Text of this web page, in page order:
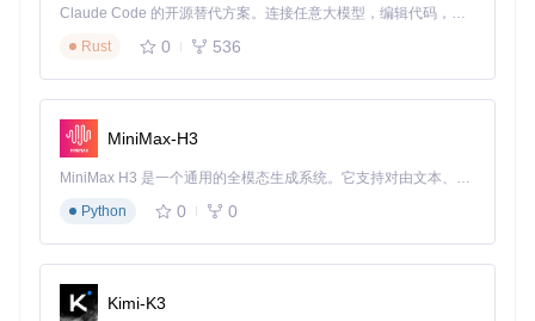
✅ 克隆项目仓库：git clone https://gitcode.com/
✅ 根据操作系统运行安装程序
✅ 首次启动应用，完成基础设置向导
✅ 点击主界面右上角的"+"按钮添加AI服务
图2：服务添加界面提供了丰富的预设模板，只需输入API Key
即可完成配置
效果对比：
配置方式
Claude Code 的开源替代方案。连接任意大模型，编辑代码，运行命令，自动验证 — 全自动执行。用 Rust 构建，极致性能。 ｜ An open-source alternative to Claude Code. Connect any LLM, edit code, run commands, and verify changes — autonomously. Built in Rust for speed. Get Started
Rust
0 536
MiniMax-H3
MiniMax H3 是一个通用的全模态生成系统。它支持对由文本、图像、视频和音频组成的多模态上下文进行统一理解，并能生成分辨率高达 2K、时长可达 15 秒的带原生立体声音频的视频。得益于面向任务泛化的系统设计，H3 在预训练阶段就已具备广泛的多模态上下文理解与生成能力，能够出色地执行复杂的多模态指令。
Python
0 0
Kimi-K3